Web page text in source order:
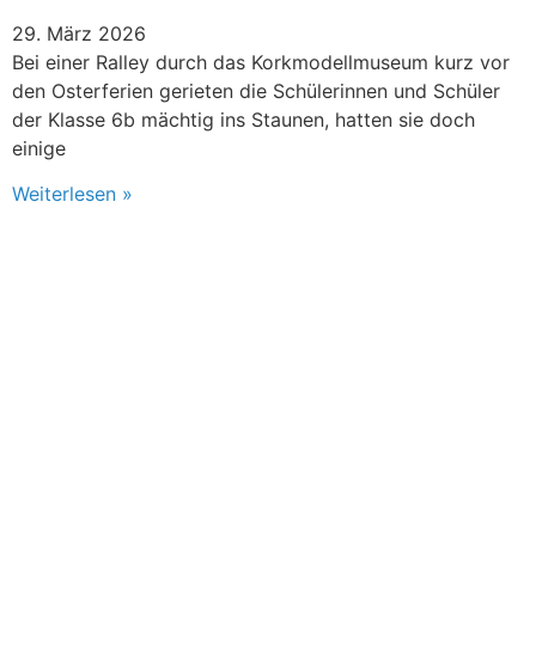
29. März 2026
Bei einer Ralley durch das Korkmodellmuseum kurz vor
den Osterferien gerieten die Schülerinnen und Schüler
der Klasse 6b mächtig ins Staunen, hatten sie doch
einige
Weiterlesen »